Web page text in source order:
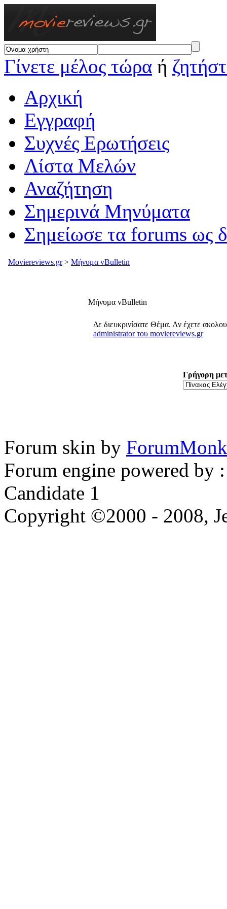
Γίνετε μέλος τώρα ή
Αρχική
Εγγραφή
Συχνές Ερωτήσεις
Λίστα Μελών
Αναζήτηση
Σημερινά Μηνύματα
Σημείωσε τα forums ως
Moviereviews.gr> Μήνυμα vBulletin
Μήνυμα vBulletin
Δε διευκρινίσατε Θέμα. Αν έχετε
administrator του moviereviews.gr
Γρήγορη
Forum skin by
Forum engine powered by
Candidate 1
Copyright ©2000 - 2008,